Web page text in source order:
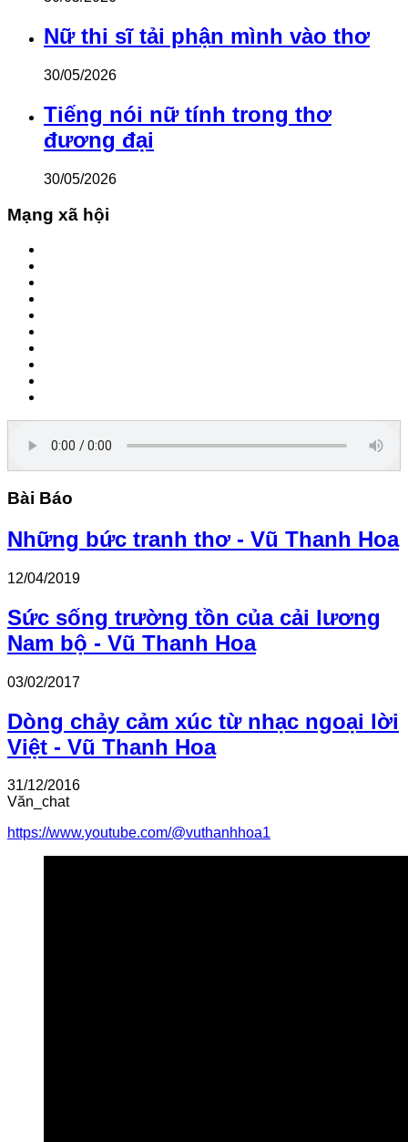
Nữ thi sĩ tải phận mình vào thơ
30/05/2026
Tiếng nói nữ tính trong thơ
đương đại
30/05/2026
Mạng xã hội
Bài Báo
Những bức tranh thơ - Vũ Thanh Hoa
12/04/2019
Sức sống trường tồn của cải lương
Nam bộ - Vũ Thanh Hoa
03/02/2017
Dòng chảy cảm xúc từ nhạc ngoại lời
Việt - Vũ Thanh Hoa
31/12/2016
Văn_chat
https://www.youtube.com/@vuthanhhoa1